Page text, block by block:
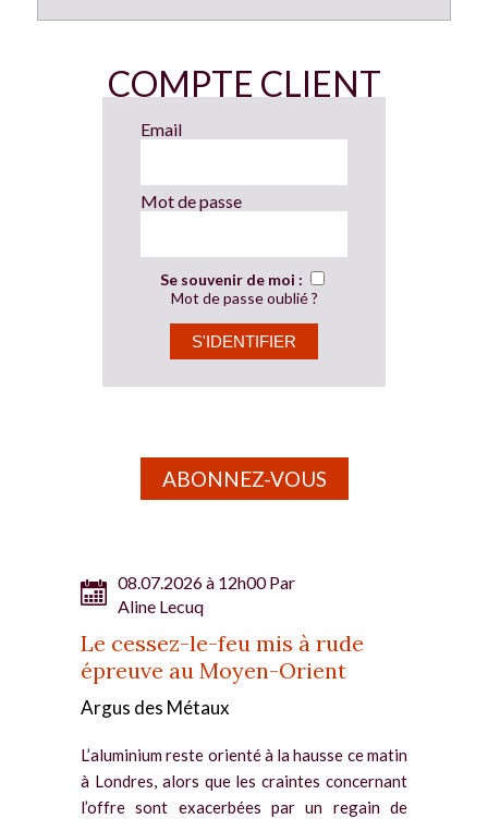
COMPTE CLIENT
Email
Mot de passe
Se souvenir de moi :
Mot de passe oublié ?
ABONNEZ-VOUS
08.07.2026 à 12h00 Par
Aline Lecuq
Le cessez-le-feu mis à rude
épreuve au Moyen-Orient
Argus des Métaux
L’aluminium reste orienté à la hausse ce matin
à Londres, alors que les craintes concernant
l’offre sont exacerbées par un regain de